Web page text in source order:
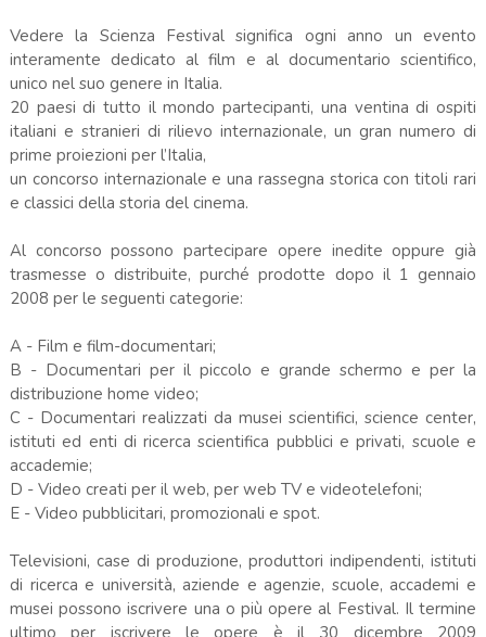
Vedere la Scienza Festival significa ogni anno un evento
interamente dedicato al film e al documentario scientifico,
unico nel suo genere in Italia.
20 paesi di tutto il mondo partecipanti, una ventina di ospiti
italiani e stranieri di rilievo internazionale, un gran numero di
prime proiezioni per l’Italia,
un concorso internazionale e una rassegna storica con titoli rari
e classici della storia del cinema.
Al concorso possono partecipare opere inedite oppure già
trasmesse o distribuite, purché prodotte dopo il 1 gennaio
2008 per le seguenti categorie:
A - Film e film-documentari;
B - Documentari per il piccolo e grande schermo e per la
distribuzione home video;
C - Documentari realizzati da musei scientifici, science center,
istituti ed enti di ricerca scientifica pubblici e privati, scuole e
accademie;
D - Video creati per il web, per web TV e videotelefoni;
E - Video pubblicitari, promozionali e spot.
Televisioni, case di produzione, produttori indipendenti, istituti
di ricerca e università, aziende e agenzie, scuole, accademi e
musei possono iscrivere una o più opere al Festival. Il termine
ultimo per iscrivere le opere è il 30 dicembre 2009